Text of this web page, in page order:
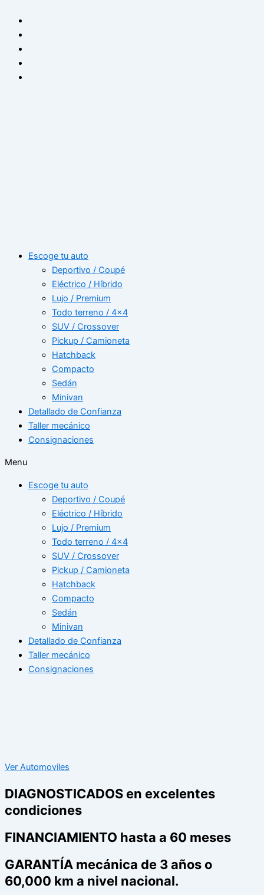
contenido
Escoge tu auto
Deportivo / Coupé
Eléctrico / Híbrido
Lujo / Premium
Todo terreno / 4×4
SUV / Crossover
Pickup / Camioneta
Hatchback
Compacto
Sedán
Minivan
Detallado de Confianza
Taller mecánico
Consignaciones
Menu
Escoge tu auto
Deportivo / Coupé
Eléctrico / Híbrido
Lujo / Premium
Todo terreno / 4×4
SUV / Crossover
Pickup / Camioneta
Hatchback
Compacto
Sedán
Minivan
Detallado de Confianza
Taller mecánico
Consignaciones
Ver Automoviles
DIAGNOSTICADOS en excelentes
condiciones
FINANCIAMIENTO hasta a 60 meses
GARANTÍA mecánica de 3 años o
60,000 km a nivel nacional.